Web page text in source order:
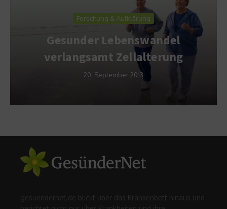
Forschung & Aufklärung
Gesunder Lebenswandel
verlangsamt Zellalterung
20. September 2013
gesuendernet.de blickt über das Krankenbett hinaus und